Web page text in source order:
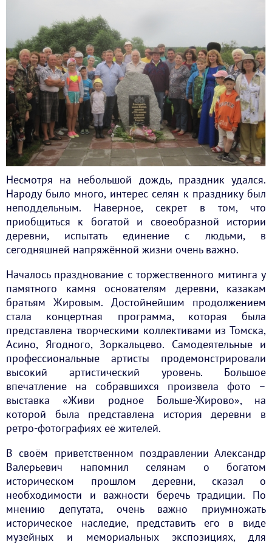
Несмотря на небольшой дождь, праздник удался.
Народу было много, интерес селян к празднику был
неподдельным. Наверное, секрет в том, что
приобщиться к богатой и своеобразной истории
деревни, испытать единение с людьми, в
сегодняшней напряжённой жизни очень важно.
Началось празднование с торжественного митинга у
памятного камня основателям деревни, казакам
братьям Жировым. Достойнейшим продолжением
стала концертная программа, которая была
представлена творческими коллективами из Томска,
Асино, Ягодного, Зоркальцево. Самодеятельные и
профессиональные артисты продемонстрировали
высокий артистический уровень. Большое
впечатление на собравшихся произвела фото –
выставка «Живи родное Больше-Жирово», на
которой была представлена история деревни в
ретро-фотографиях её жителей.
В своём приветственном поздравлении Александр
Валерьевич напомнил селянам о богатом
историческом прошлом деревни, сказал о
необходимости и важности беречь традиции. По
мнению депутата, очень важно приумножать
историческое наследие, представить его в виде
музейных и мемориальных экспозициях, для